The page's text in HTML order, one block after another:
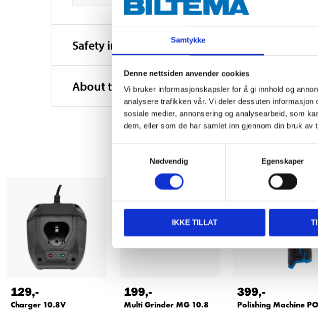
Samtykke
Denne nettsiden anvender cookies
Vi bruker informasjonskapsler for å gi innhold og
analysere trafikken vår. Vi deler dessuten
sosiale medier, annonsering og analysearbeid, som
dem, eller som de har samlet inn gjennom din bruk av
Nødvendig
Egenskaper
IKKE TILLAT
Safety instructions and other information
About the manufacturer
Other
129,-
Charger 10.8V
199,-
Multi Grinder MG 10.8
399,-
Polishing Machine PO